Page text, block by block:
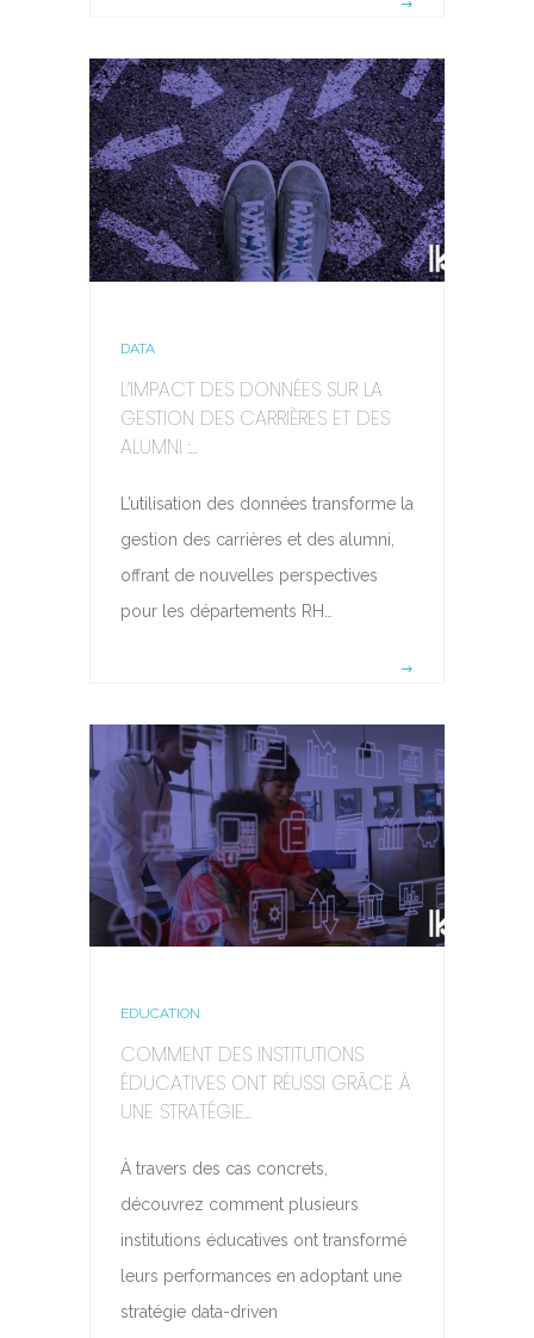
DATA
L’IMPACT DES DONNÉES SUR LA
GESTION DES CARRIÈRES ET DES
ALUMNI :...
L’utilisation des données transforme la
gestion des carrières et des alumni,
offrant de nouvelles perspectives
pour les départements RH…
EDUCATION
COMMENT DES INSTITUTIONS
ÉDUCATIVES ONT RÉUSSI GRÂCE À
UNE STRATÉGIE...
À travers des cas concrets,
découvrez comment plusieurs
institutions éducatives ont transformé
leurs performances en adoptant une
stratégie data-driven